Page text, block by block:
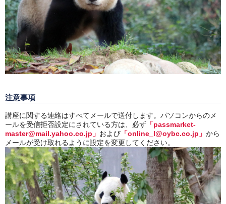
注意事項
講座に関する連絡はすべてメールで送付します。パソコンからのメ
ールを受信拒否設定にされている方は、必ず 「passmarket-
master@mail.yahoo.co.jp」 および 「online_l@oybc.co.jp」 から
メールが受け取れるように設定を変更してください。